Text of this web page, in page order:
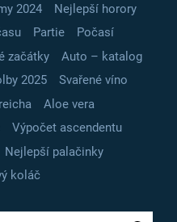
2024
Nejlepší horory
Partie
Počasí
začátky
Auto – katalog
2025
Svařené víno
Aloe vera
Výpočet ascendentu
Nejlepší palačinky
koláč